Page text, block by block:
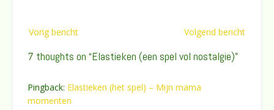
navigatie
Vorig bericht Volgend bericht
7 thoughts on “Elastieken (een spel vol nostalgie)”
Pingback: Elastieken (het spel) – Mijn mama
momenten